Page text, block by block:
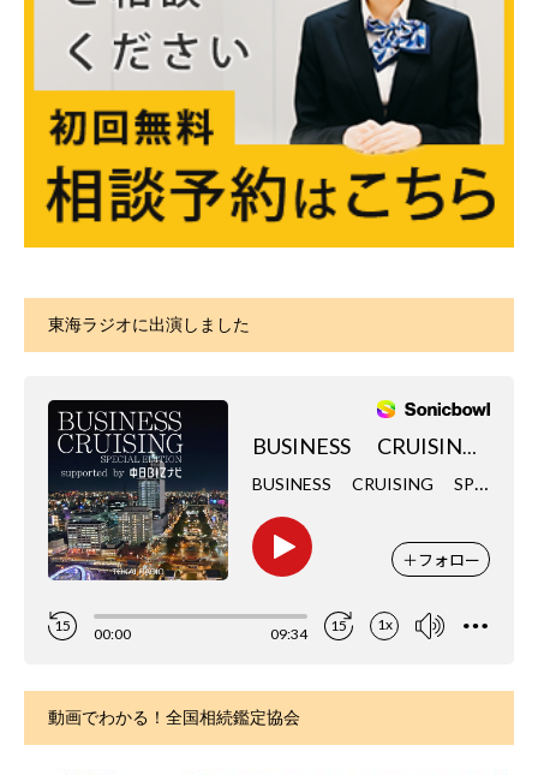
東海ラジオに出演しました
動画でわかる！全国相続鑑定協会